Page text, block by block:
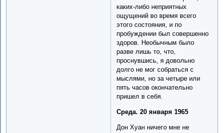
каких-либо неприятных
ощущений во время всего
этого состояния, и по
пробуждении был совершенно
здоров. Необычным было
разве лишь то, что,
проснувшись, я довольно
долго не мог собраться с
мыслями, но за четыре или
пять часов окончательно
пришел в себя.
Среда. 20 января 1965
Дон Хуан ничего мне не